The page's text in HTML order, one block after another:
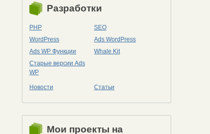
Разработки
PHP
SEO
WordPress
Ads WordPress
Ads WP Функции
Whale Kit
Старые версии Ads
WP
Новости Статьи
Мои проекты на